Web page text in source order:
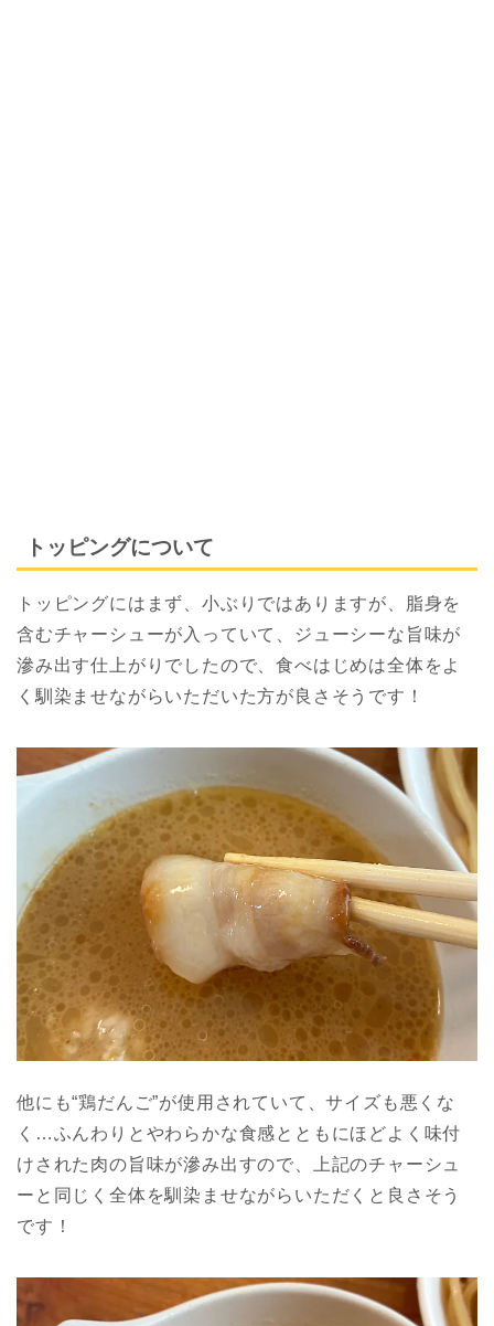
トッピングについて
トッピングにはまず、小ぶりではありますが、脂身を
含むチャーシューが入っていて、ジューシーな旨味が
滲み出す仕上がりでしたので、食べはじめは全体をよ
く馴染ませながらいただいた方が良さそうです！
他にも“鶏だんご”が使用されていて、サイズも悪くな
く…ふんわりとやわらかな食感とともにほどよく味付
けされた肉の旨味が滲み出すので、上記のチャーシュ
ーと同じく全体を馴染ませながらいただくと良さそう
です！